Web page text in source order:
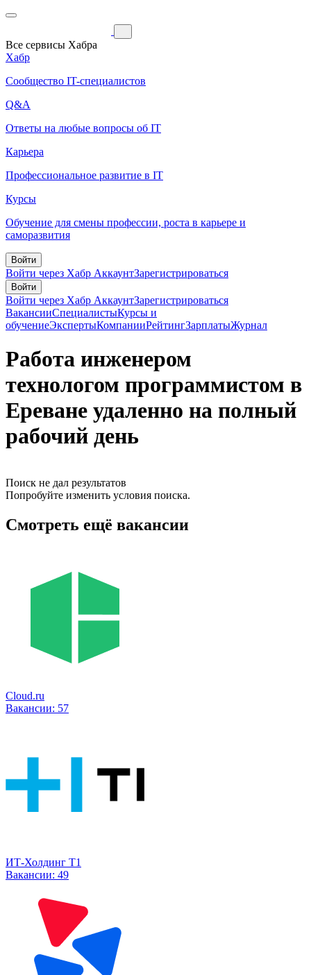
Все сервисы Хабра
Хабр
Сообщество IT-специалистов
Q&A
Ответы на любые вопросы об IT
Карьера
Профессиональное развитие в IT
Курсы
Обучение для смены профессии, роста в карьере и
саморазвития
Войти
Войти через Хабр АккаунтЗарегистрироваться
Войти
Войти через Хабр АккаунтЗарегистрироваться
ВакансииСпециалистыКурсы и
обучениеЭкспертыКомпанииРейтингЗарплатыЖурнал
Работа инженером
технологом программистом в
Ереване удаленно на полный
рабочий день
Поиск не дал результатов
Попробуйте изменить условия поиска.
Смотреть ещё вакансии
Cloud.ru
Вакансии: 57
ИТ-Холдинг Т1
Вакансии: 49